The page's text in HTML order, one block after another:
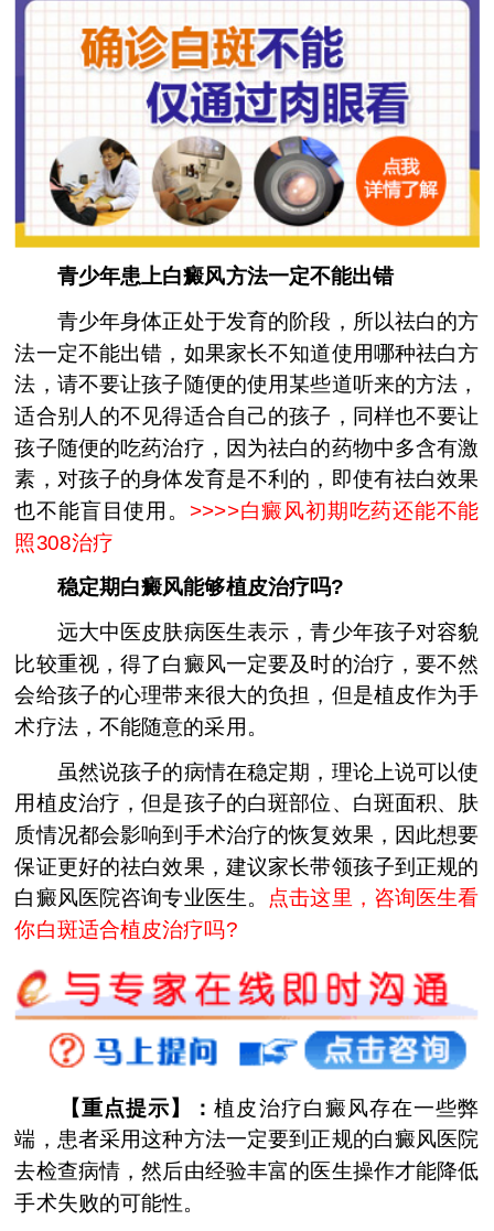
青少年患上白癜风方法一定不能出错
青少年身体正处于发育的阶段，所以祛白的方
法一定不能出错，如果家长不知道使用哪种祛白方
法，请不要让孩子随便的使用某些道听来的方法，
适合别人的不见得适合自己的孩子，同样也不要让
孩子随便的吃药治疗，因为祛白的药物中多含有激
素，对孩子的身体发育是不利的，即使有祛白效果
也不能盲目使用。 >>>>白癜风初期吃药还能不能
照308治疗
稳定期白癜风能够植皮治疗吗?
远大中医皮肤病医生表示，青少年孩子对容貌
比较重视，得了白癜风一定要及时的治疗，要不然
会给孩子的心理带来很大的负担，但是植皮作为手
术疗法，不能随意的采用。
虽然说孩子的病情在稳定期，理论上说可以使
用植皮治疗，但是孩子的白斑部位、白斑面积、肤
质情况都会影响到手术治疗的恢复效果，因此想要
保证更好的祛白效果，建议家长带领孩子到正规的
白癜风医院咨询专业医生。 点击这里，咨询医生看
你白斑适合植皮治疗吗?
【重点提示】：植皮治疗白癜风存在一些弊
端，患者采用这种方法一定要到正规的白癜风医院
去检查病情，然后由经验丰富的医生操作才能降低
手术失败的可能性。